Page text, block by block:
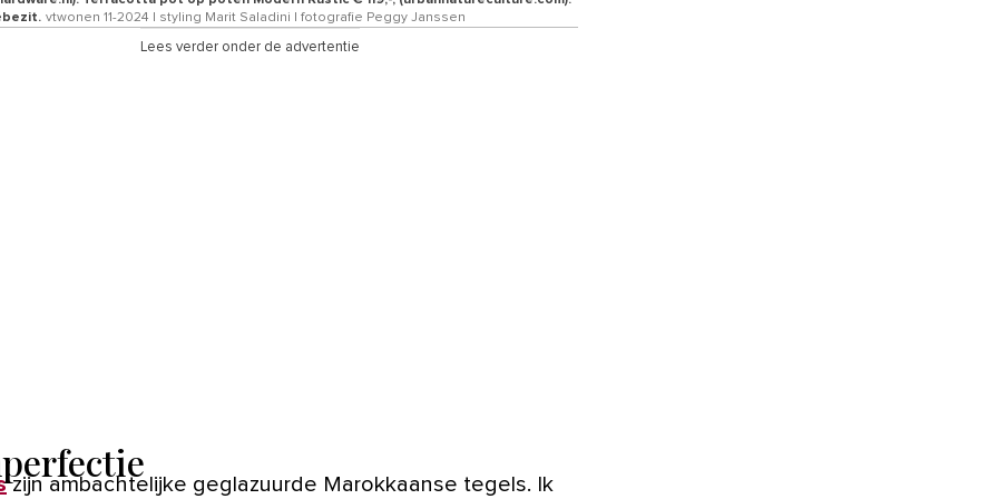
vtwonen 11-2024 | styling Marit Saladini | fotografie Peggy Janssen
Lees verder onder de advertentie
zijn ambachtelijke geglazuurde Marokkaanse tegels. Ik